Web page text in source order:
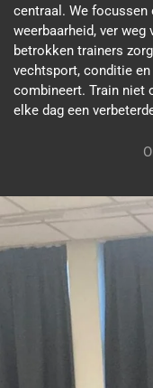
centraal. We
weerbaarheid, ver weg
betrokken trainers
vechtsport, conditie
combineert. Train niet
elke dag een